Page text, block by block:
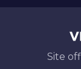
Site